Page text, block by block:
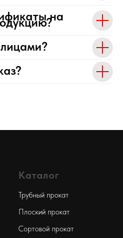
на
Каталог
Трубный прокат
Плоский прокат
Сортовой прокат